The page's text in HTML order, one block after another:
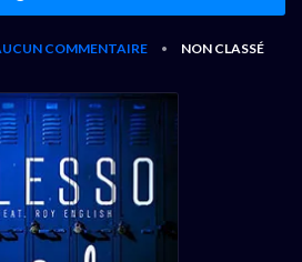
COMMENTAIRE • NON CLASSÉ